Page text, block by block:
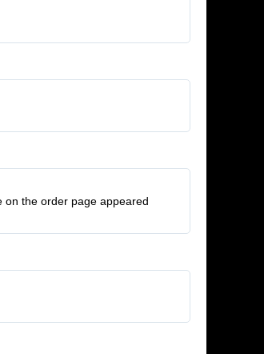
on the order page appeared